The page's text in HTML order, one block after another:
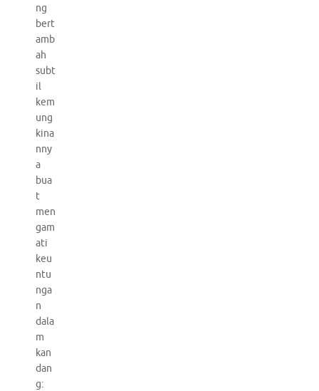
ng
bert
amb
ah
subt
il
kem
ung
kina
nny
a
bua
t
men
gam
ati
keu
ntu
nga
n
dala
m
kan
dan
g: